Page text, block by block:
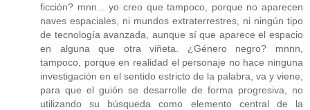
ficción? mnn... yo creo que tampoco, porque no aparecen
naves espaciales, ni mundos extraterrestres, ni ningún tipo
de tecnología avanzada, aunque sí que aparece el espacio
en alguna que otra viñeta. ¿Género negro? mnnn,
tampoco, porque en realidad el personaje no hace ninguna
investigación en el sentido estricto de la palabra, va y viene,
para que el guión se desarrolle de forma progresiva, no
utilizando su búsqueda como elemento central de la